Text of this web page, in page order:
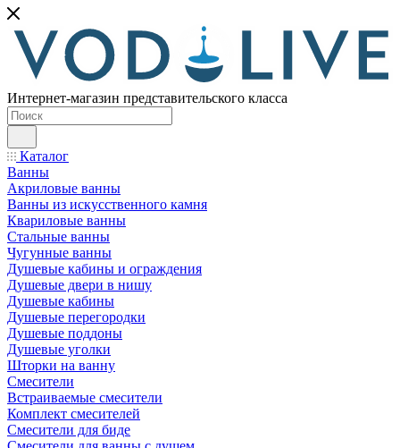
Интернет-магазин представительского класса
Каталог
Ванны
Акриловые ванны
Ванны из искусственного камня
Квариловые ванны
Стальные ванны
Чугунные ванны
Душевые кабины и ограждения
Душевые двери в нишу
Душевые кабины
Душевые перегородки
Душевые поддоны
Душевые уголки
Шторки на ванну
Смесители
Встраиваемые смесители
Комплект смесителей
Смесители для биде